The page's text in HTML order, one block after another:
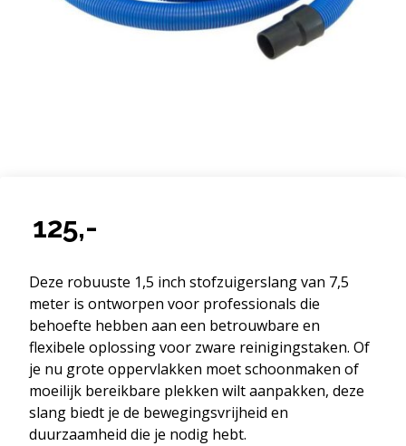
125,-
Deze robuuste 1,5 inch stofzuigerslang van 7,5
meter is ontworpen voor professionals die
behoefte hebben aan een betrouwbare en
flexibele oplossing voor zware reinigingstaken. Of
je nu grote oppervlakken moet schoonmaken of
moeilijk bereikbare plekken wilt aanpakken, deze
slang biedt je de bewegingsvrijheid en
duurzaamheid die je nodig hebt.